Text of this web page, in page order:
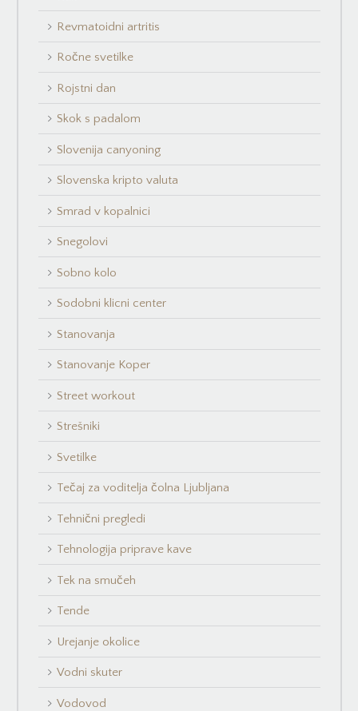
Revmatoidni artritis
Ročne svetilke
Rojstni dan
Skok s padalom
Slovenija canyoning
Slovenska kripto valuta
Smrad v kopalnici
Snegolovi
Sobno kolo
Sodobni klicni center
Stanovanja
Stanovanje Koper
Street workout
Strešniki
Svetilke
Tečaj za voditelja čolna Ljubljana
Tehnični pregledi
Tehnologija priprave kave
Tek na smučeh
Tende
Urejanje okolice
Vodni skuter
Vodovod